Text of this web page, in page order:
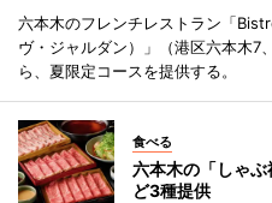
六本木のフレンチレストラン「
ヴ・ジャルダン）」（港区六本木
ら、夏限定コースを提供する。
食べる
六本木の「しゃ
ど3種提供